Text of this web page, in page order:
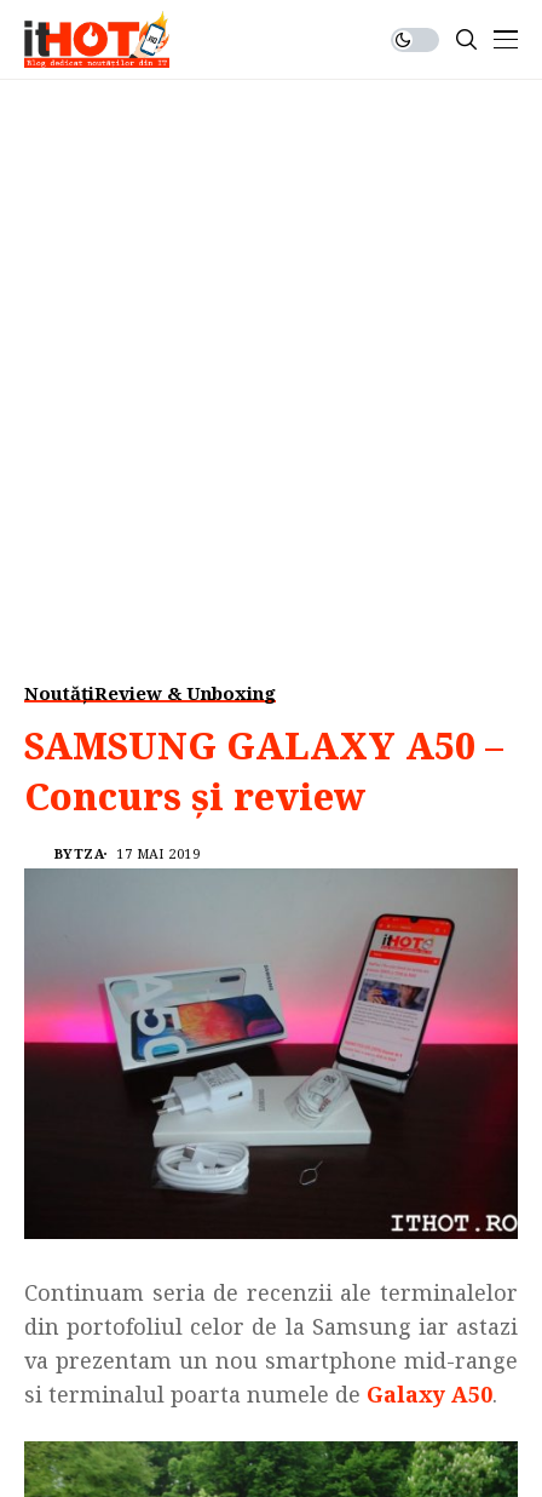
NoutățiReview & Unboxing
SAMSUNG GALAXY A50 –
Concurs și review
BYTZA 17 MAI 2019
Continuam seria de recenzii ale terminalelor
din portofoliul celor de la Samsung iar astazi
va prezentam un nou smartphone mid-range
si terminalul poarta numele de Galaxy A50.